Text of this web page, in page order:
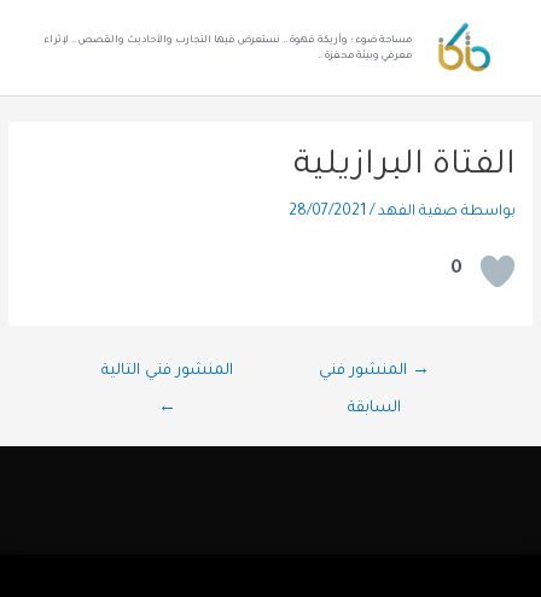
مساحة ضوء ؛ وأريكة قهوة .. نستعرض فيها التجارب والأحاديث والقصص .. لإثراء
معرفي وبيئة محفزة ..
الفتاة البرازيلية
بواسطة صفية الفهد/
28/07/2021
0
→ المنشور فني
السابقة
المنشور فني التالية
←